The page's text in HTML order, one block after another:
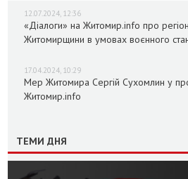
12.07.2024, 12:36
«Діалоги» на Житомир.info про
Житомирщини в умовах воєнного
17.04.2024, 10:29
Мер Житомира Сергій Сухомлин у
Житомир.info
ТЕМИ ДНЯ